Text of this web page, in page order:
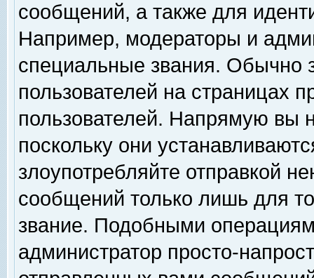
сообщений, а также для
Например, модераторы и
специальные звания. Обычно
пользователей на страницах
пользователей. Напрямую вы
поскольку они
злоупотребляйте отправкой
сообщений только лишь для
звание. Подобными
администратор просто-